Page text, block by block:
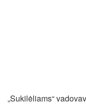
„Sukilėliams“